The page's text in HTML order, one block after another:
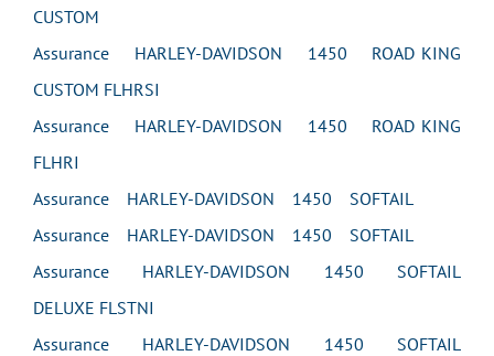
CUSTOM
Assurance HARLEY-DAVIDSON 1450 ROAD KING
CUSTOM FLHRSI
Assurance HARLEY-DAVIDSON 1450 ROAD KING
FLHRI
Assurance HARLEY-DAVIDSON 1450 SOFTAIL
Assurance HARLEY-DAVIDSON 1450 SOFTAIL
Assurance HARLEY-DAVIDSON 1450 SOFTAIL
DELUXE FLSTNI
Assurance HARLEY-DAVIDSON 1450 SOFTAIL